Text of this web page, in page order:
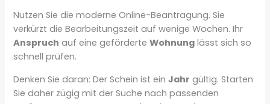
Nutzen Sie die moderne Online-Beantragung. Sie
verkürzt die Bearbeitungszeit auf wenige Wochen. Ihr
Anspruch auf eine geförderteWohnung lässt sich so
schnell prüfen.
Denken Sie daran: Der Schein ist einJahr gültig. Starten
Sie daher zügig mit der Suche nach passenden